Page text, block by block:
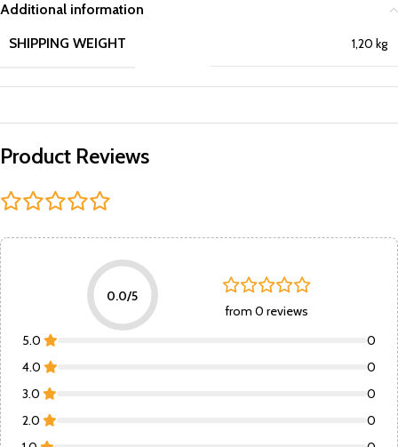
Additional information
SHIPPING WEIGHT
1,20 kg
Product Reviews
0.0/5
from 0 reviews
5.0
0
4.0
0
3.0
0
2.0
0